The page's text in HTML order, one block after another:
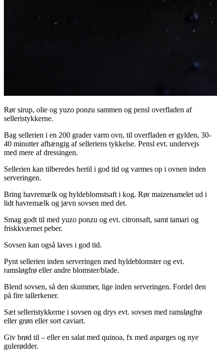
Rør sirup, olie og yuzo ponzu sammen og pensl overfladen af
selleristykkerne.
Bag sellerien i en 200 grader varm ovn, til overfladen er gylden, 30-
40 minutter afhængig af selleriens tykkelse. Pensl evt. undervejs
med mere af dressingen.
Sellerien kan tilberedes hertil i god tid og varmes op i ovnen inden
serveringen.
Bring havremælk og hyldeblomstsaft i kog. Rør maizenamelet ud i
lidt havremælk og jævn sovsen med det.
Smag godt til med yuzo ponzu og evt. citronsaft, samt tamari og
friskkværnet peber.
Sovsen kan også laves i god tid.
Pynt sellerien inden serveringen med hyldeblomster og evt.
ramsløgfrø eller andre blomster/blade.
Blend sovsen, så den skummer, lige inden serveringen. Fordel den
på fire tallerkener.
Sæt selleristykkerne i sovsen og drys evt. sovsen med ramsløgfrø
eller grøn eller sort caviart.
Giv brød til – eller en salat med quinoa, fx med asparges og nye
gulerødder.